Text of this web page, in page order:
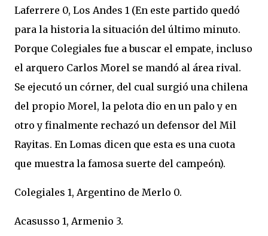
Laferrere 0, Los Andes 1 (En este partido quedó
para la historia la situación del último minuto.
Porque Colegiales fue a buscar el empate, incluso
el arquero Carlos Morel se mandó al área rival.
Se ejecutó un córner, del cual surgió una chilena
del propio Morel, la pelota dio en un palo y en
otro y finalmente rechazó un defensor del Mil
Rayitas. En Lomas dicen que esta es una cuota
que muestra la famosa suerte del campeón).
Colegiales 1, Argentino de Merlo 0.
Acasusso 1, Armenio 3.